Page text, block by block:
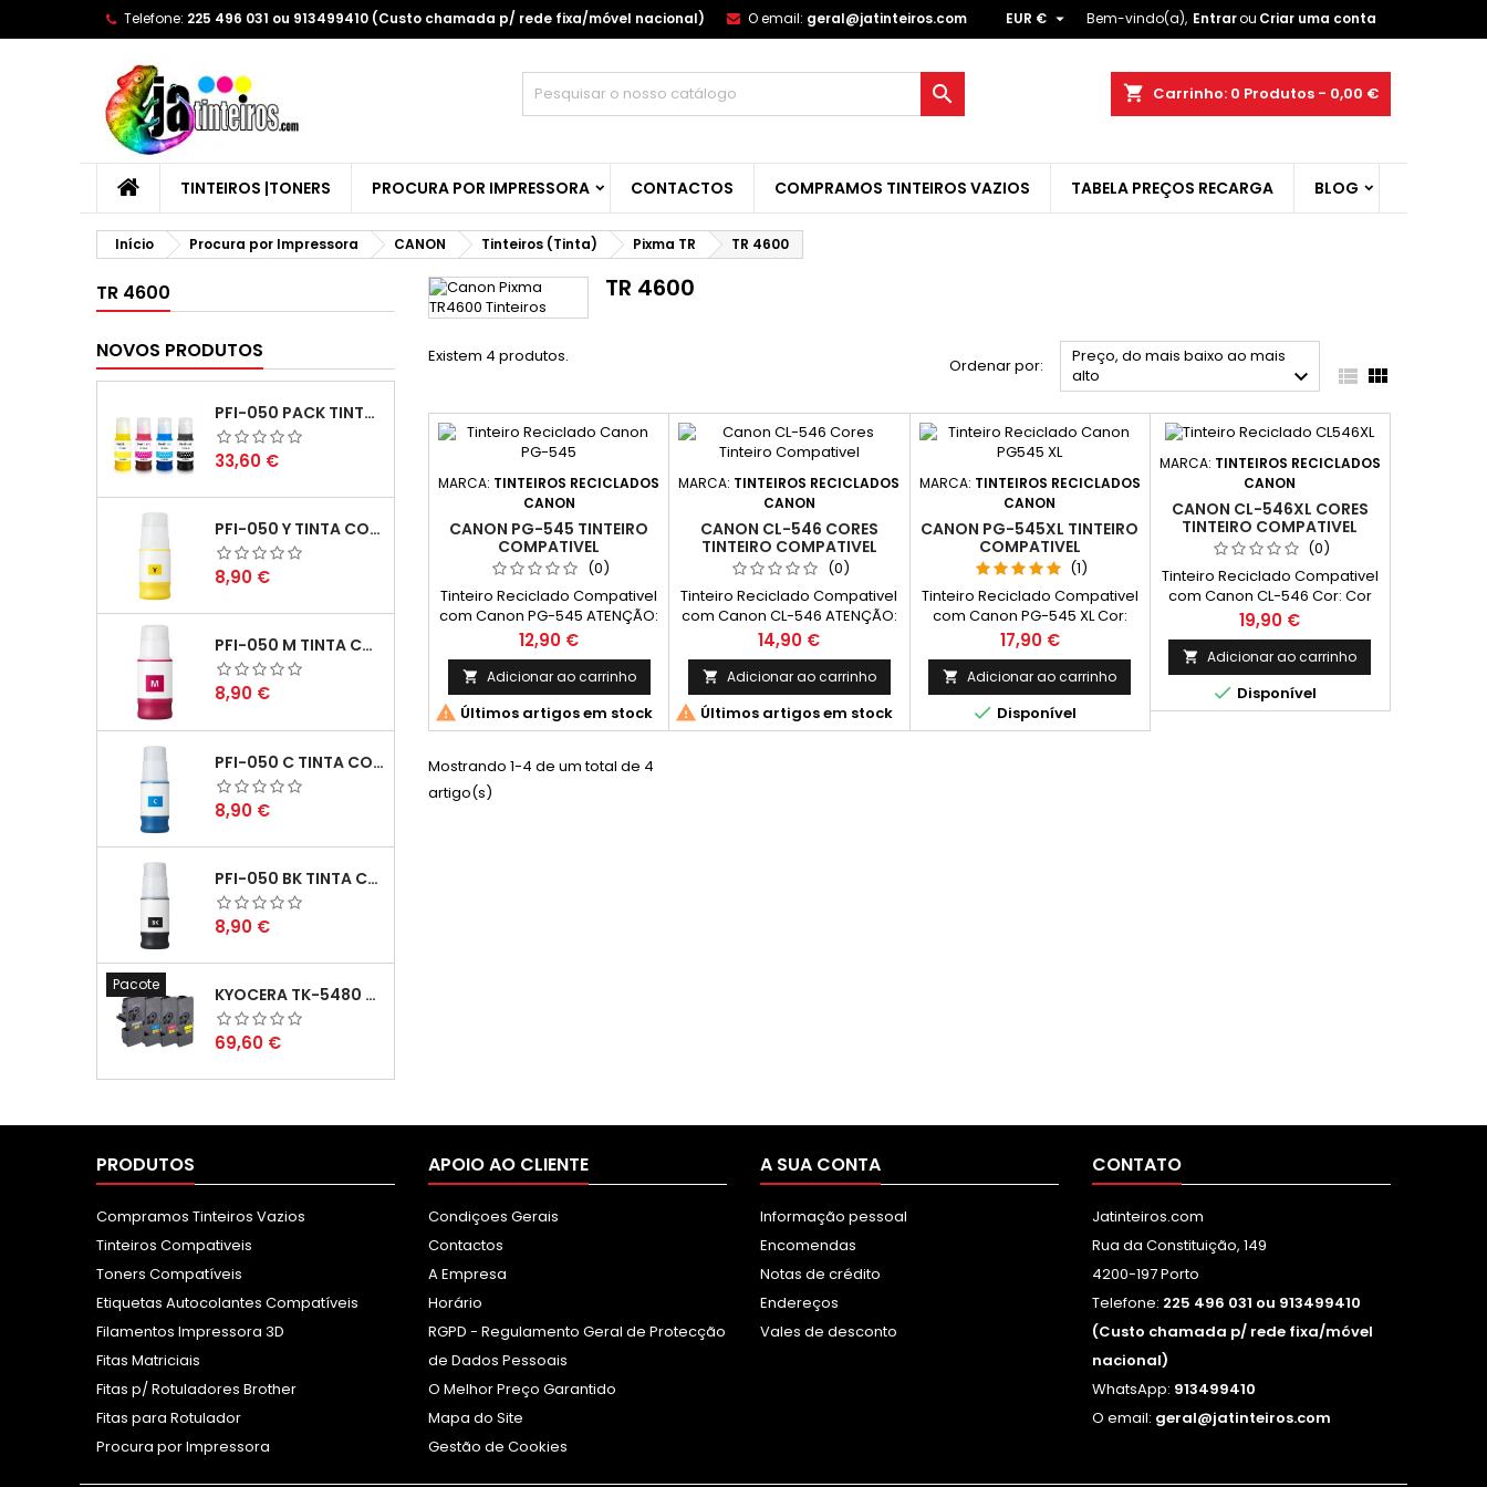
Telefone: 225 496 031 ou 913499410 (Custo chamada p/ rede fixa/móvel nacional) O email: geral@jatinteiros.com Bem-vindo(a), Entrarou Criar uma conta
EUR € 
shopping_cart Carrinho: 0 Produtos - 0,00 €

TINTEIROS |TONERS PROCURA POR IMPRESSORA CONTACTOS COMPRAMOS TINTEIROS VAZIOS TABELA PREÇOS RECARGA BLOG
Início Procura por Impressora CANON Tinteiros (Tinta) Pixma TR TR 4600
TR 4600
NOVOS PRODUTOS
PFI-050 PACK TINTAS COMPATIVEIS
Preço
33,60 €
PFI-050 Y TINTA COMPATÍVEL AMARELO
Preço
8,90 €
PFI-050 M TINTA COMPATÍVEL MAGENTA
Preço
8,90 €
PFI-050 C TINTA COMPATÍVEL CIANO
Preço
8,90 €
PFI-050 BK TINTA COMPATÍVEL PRETA
Preço
8,90 €
Pacote KYOCERA TK-5480 PACK TONERS COMPATÍVEIS
Preço
69,60 €
TR 4600
Existem 4 produtos. Ordenar por:
Preço, do mais baixo ao mais
alto
  
MARCA: TINTEIROS RECICLADOS
CANON
CANON PG-545 TINTEIRO
COMPATIVEL
(0)
Tinteiro Reciclado Compativel
com Canon PG-545 ATENÇÃO:
ESTE TINTEIRO NÃO INDICA O
NÍVEL DA TINTA (ACOMPANHA
COM INSTRUÇÕES) Cor: Preto
Capacidade: 6 ml Rendimento
Médio: 180 Páginas*
Preço
12,90 €
 Adicionar ao carrinho
 Últimos artigos em stock
MARCA: TINTEIROS RECICLADOS
CANON
CANON CL-546 CORES
TINTEIRO COMPATIVEL
(0)
Tinteiro Reciclado Compativel
com Canon CL-546 ATENÇÃO:
ESTE TINTEIRO NÃO INDICA O
NÍVEL DA TINTA (ACOMPANHA
COM INSTRUÇÕES) Cor: Cor
(Tricolor) Capacidade: 6 ml
Rendimento Médio: 180
Páginas*
Preço
14,90 €
 Adicionar ao carrinho
 Últimos artigos em stock
MARCA: TINTEIROS RECICLADOS
CANON
CANON PG-545XL TINTEIRO
COMPATIVEL
(1)
Tinteiro Reciclado Compativel
com Canon PG-545 XL Cor:
Preto Capacidade: 16 ml
Rendimento Médio: 400
Páginas*
Preço
17,90 €
 Adicionar ao carrinho
 Disponível
MARCA: TINTEIROS RECICLADOS
CANON
CANON CL-546XL CORES
TINTEIRO COMPATIVEL
(0)
Tinteiro Reciclado Compativel
com Canon CL-546 Cor: Cor
(Tricolor) Capacidade: 14,5 ml
Rendimento Médio: 300
Páginas*
Preço
19,90 €
 Adicionar ao carrinho
 Disponível
Mostrando 1-4 de um total de 4
artigo(s)
PRODUTOS
Compramos Tinteiros Vazios
Tinteiros Compativeis
Toners Compatíveis
Etiquetas Autocolantes Compatíveis
Filamentos Impressora 3D
Fitas Matriciais
Fitas p/ Rotuladores Brother
Fitas para Rotulador
Procura por Impressora
APOIO AO CLIENTE
Condiçoes Gerais
Contactos
A Empresa
Horário
RGPD - Regulamento Geral de Protecção
de Dados Pessoais
O Melhor Preço Garantido
Mapa do Site
Gestão de Cookies
A SUA CONTA
Informação pessoal
Encomendas
Notas de crédito
Endereços
Vales de desconto
CONTATO
Jatinteiros.com
Rua da Constituição, 149
4200-197 Porto
Telefone: 225 496 031 ou 913499410
(Custo chamada p/ rede fixa/móvel
nacional)
WhatsApp: 913499410
O email: geral@jatinteiros.com
As minhas listas de desejos
((modalTitle))
((confirmMessage))
((cancelText)) ((modalDeleteText))
((title))
((cancelText))
Entrar
You need to be logged in to save products in your wishlist.
((cancelText)) ((loginText))